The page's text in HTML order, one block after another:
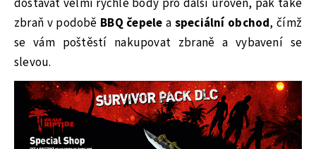
zbraň v podobě BBQ čepele a speciální obchod, čímž
se vám poštěstí nakupovat zbraně a vybavení se
slevou.